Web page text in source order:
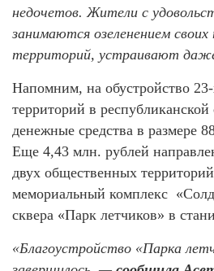
недочетов. Жители с
занимаются озеленением
территорий, устраивают даже
Напомним, на обустройство
территорий в
денежные средства в размере
Еще 4,43 млн. рублей
двух общественных
мемориальный комплекс
сквера «Парк летчиков» в
«Благоустройство «Парка